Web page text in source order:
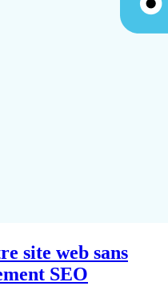
site web sans
SEO